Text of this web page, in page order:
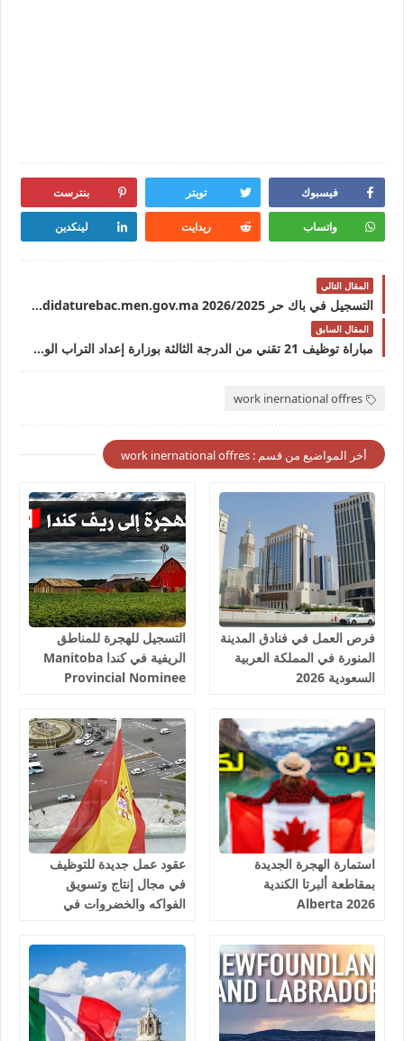
فيسبوك تويتر بنترست
واتساب ريدايت لينكدين
المقال التالي
التسجيل في باك حر 2026/2025 candidaturebac.men.gov.ma
المقال السابق
مباراة توظيف 21 تقني من الدرجة الثالثة بوزارة إعداد التراب الوطني والتعمير والإسكان وسياسة المدينة آخر أجل 2 يناير 2026
work inernational offres
أخر المواضيع من قسم : work inernational offres
فرص العمل في فنادق المدينة
المنورة في المملكة العربية
السعودية 2026
التسجيل للهجرة للمناطق
الريفية في كندا Manitoba
Provincial Nominee
استمارة الهجرة الجديدة
بمقاطعة ألبرتا الكندية
Alberta 2026
عقود عمل جديدة للتوظيف
في مجال إنتاج وتسويق
الفواكه والخضروات في